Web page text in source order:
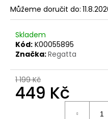
Můžeme doručit do:
Skladem
Kód: K00055895
Značka:Regatta
1 199 Kč
449 Kč
o
r
u
č
u
e
m
e